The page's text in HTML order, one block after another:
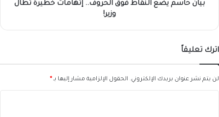
وزير!بيان حاسم يضع النقاط فوق الحروف.. إتهامات خطيرة تطال
وزير!
اترك تعليقاً
لن يتم نشر عنوان بريدك الإلكتروني. الحقول الإلزامية مشار إليها بـ*